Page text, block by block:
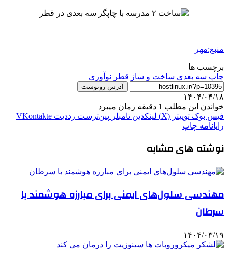
منبع:مهر
برچسب ها
چاپ سه بعدی ساخت و ساز قطر نوآوری
آدرس رونوشت
۱۴۰۴/۰۴/۱۸
خواندن این مطلب 1 دقیقه زمان میبرد
فیس بوک توییتر (X) لینکدین ‫تامبلر ‫پین‌ترست ‫رددیت ‫VKontakte
رایانامه چاپ
نوشته های مشابه
مهندسی سلول‌های ایمنی برای مبارزه هوشمند با
سرطان
۱۴۰۴/۰۳/۱۹